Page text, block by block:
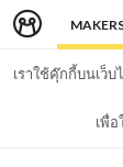
เราใช้คุ๊กกี้บนเว็
เพื่